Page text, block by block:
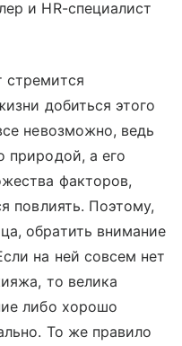
и HR-специалист
стремится
добиться этого
невозможно, ведь
природой, а его
факторов,
повлиять. Поэтому,
обратить внимание
на ней совсем нет
то велика
либо хорошо
То же правило